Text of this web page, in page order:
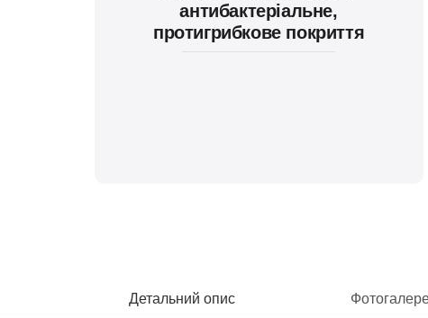
антибактеріальне,
протигрибкове покриття
Детальний опис